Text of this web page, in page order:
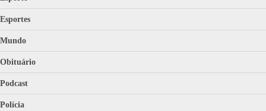
Esportes
Mundo
Obituário
Podcast
Polícia